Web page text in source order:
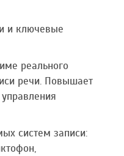
и ключевые
реального
речи. Повышает
систем записи: